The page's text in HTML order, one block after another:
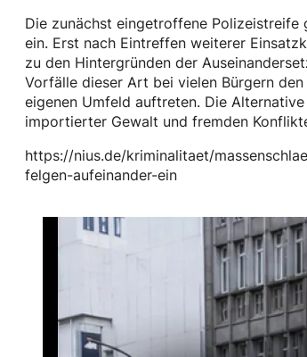
Die zunächst eingetroffene
ein. Erst nach Eintreffen weiterer
zu den Hintergründen der
Vorfälle dieser Art bei vielen Bürgern
eigenen Umfeld auftreten. Die
importierter Gewalt und fremden
https://nius.de/kriminalitaet/
felgen-aufeinander-ein